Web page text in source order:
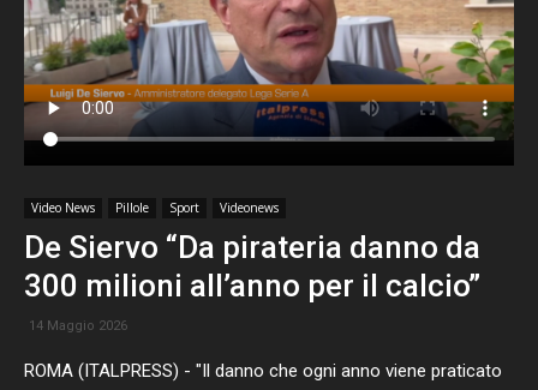
Video News Pillole Sport Videonews
De Siervo “Da pirateria danno da
300 milioni all’anno per il calcio”
14 Maggio 2026
ROMA (ITALPRESS) - "Il danno che ogni anno viene praticato